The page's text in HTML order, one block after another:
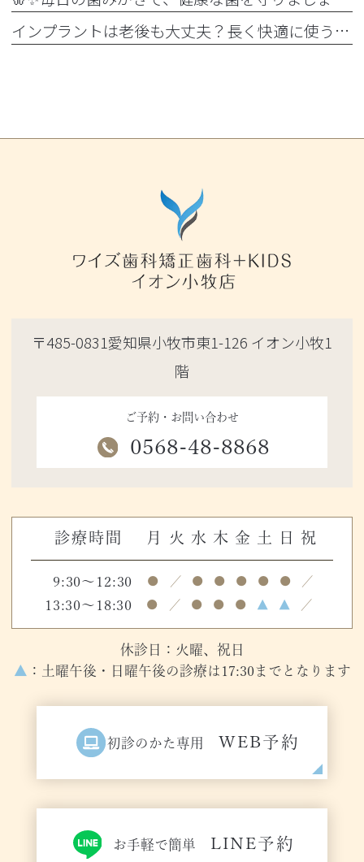
インプラントは老後も大丈夫？長く快適に使うためのポイントと知っておきたい注意点を詳しく解説
〒485-0831愛知県小牧市東1-126 イオン小牧1
階
ご予約・お問い合わせ
0568-48-8868
診療時間 月 火 水 木 金 土 日 祝
9:30～12:30 ● ／ ● ● ● ● ● ／
13:30～18:30 ● ／ ● ● ● ▲ ▲ ／
休診日：火曜、祝日
▲ ：土曜午後・日曜午後の診療は17:30までとなります
初診のかた専用 WEB予約
お手軽で簡単 LINE予約